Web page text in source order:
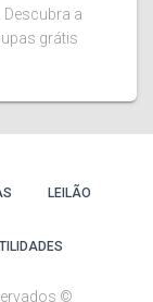
Descubra a
grátis
LEILÃO
©